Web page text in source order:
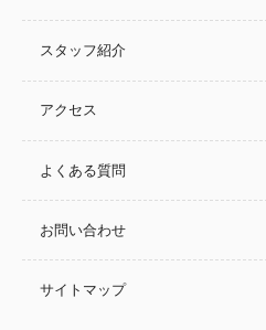
スタッフ紹介
アクセス
よくある質問
お問い合わせ
サイトマップ